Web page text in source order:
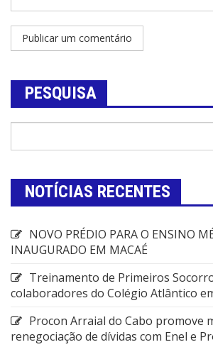
PESQUISA
NOTÍCIAS RECENTES
NOVO PRÉDIO PARA O ENSINO
INAUGURADO EM MACAÉ
Treinamento de Primeiros
colaboradores do Colégio Atlântico
Procon Arraial do Cabo promove
renegociação de dívidas com Enel e